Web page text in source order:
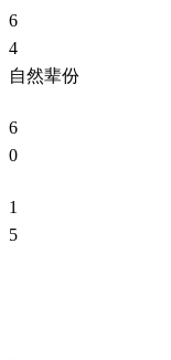
6
4
自然辈份
6
0
1
5